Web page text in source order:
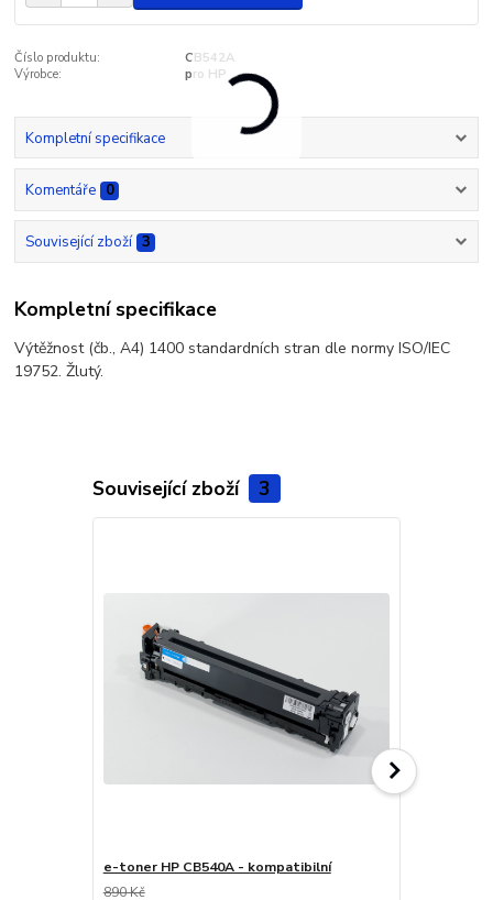
Číslo produktu:
CB542A
Výrobce:
pro HP
Kompletní specifikace
Komentáře 0
Související zboží 3
Kompletní specifikace
Výtěžnost (čb., A4) 1400 standardních stran dle normy ISO/IEC
19752. Žlutý.
Související zboží 3
e-toner HP CB540A - kompatibilní
890 Kč